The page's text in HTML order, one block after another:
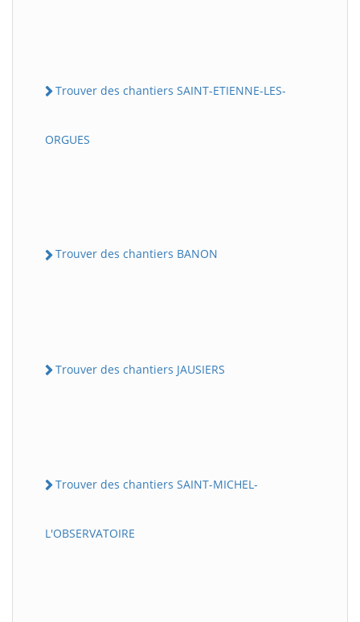
Trouver des chantiers SAINT-ETIENNE-LES-
ORGUES
Trouver des chantiers BANON
Trouver des chantiers JAUSIERS
Trouver des chantiers SAINT-MICHEL-
L'OBSERVATOIRE